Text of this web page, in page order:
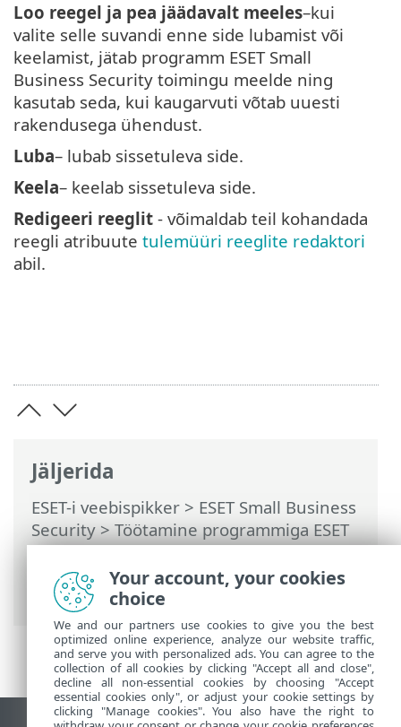
Jäljerida
ESET-i veebispikker > ESET Small Business
Security>Töötamine programmiga ESET
Small Business Security>Häälestus>
Võrgukaitse> Dialoogiaknad –
võrgukaitse > Sissetulev side
Loo reegel ja pea jäädavalt meeles–kui
valite selle suvandi enne side lubamist või
keelamist, jätab programm ESET Small
Business Security toimingu meelde ning
kasutab seda, kui kaugarvuti võtab uuesti
rakendusega ühendust.
Luba– lubab sissetuleva side.
Keela– keelab sissetuleva side.
Redigeeri reeglit - võimaldab teil kohandada
reegli atribuute tulemüüri reeglite redaktori
abil.
Your account, your cookies
choice
We and our partners use cookies to give you the best
optimized online experience, analyze our website traffic,
and serve you with personalized ads. You can agree to the
collection of all cookies by clicking "Accept all and close",
decline all non-essential cookies by choosing "Accept
essential cookies only", or adjust your cookie settings by
clicking "Manage cookies". You also have the right to